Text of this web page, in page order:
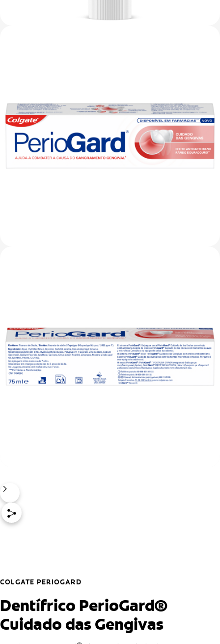
COLGATE PERIOGARD
Dentífrico PerioGard®
Cuidado das Gengivas